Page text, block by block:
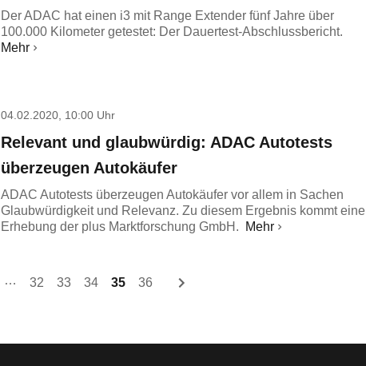
Der ADAC hat einen i3 mit Range Extender fünf Jahre über
100.000 Kilometer getestet: Der Dauertest-Abschlussbericht.
Mehr
04.02.2020, 10:00 Uhr
Relevant und glaubwürdig: ADAC Autotests
überzeugen Autokäufer
ADAC Autotests überzeugen Autokäufer vor allem in Sachen
Glaubwürdigkeit und Relevanz. Zu diesem Ergebnis kommt eine
Erhebung der plus Marktforschung GmbH.
Mehr
… 32 33 34 35 36